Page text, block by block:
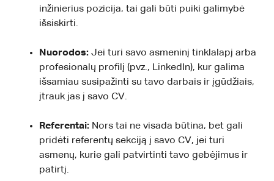
inžinierius pozicija, tai gali būti puiki galimybė
išsiskirti.
Nuorodos: Jei turi savo asmeninį tinklalapį arba
profesionalų profilį (pvz., LinkedIn), kur galima
išsamiau susipažinti su tavo darbais ir įgūdžiais,
įtrauk jas į savo CV.
Referentai: Nors tai ne visada būtina, bet gali
pridėti referentų sekciją į savo CV, jei turi
asmenų, kurie gali patvirtinti tavo gebėjimus ir
patirtį.